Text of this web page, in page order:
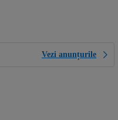
Vezi anunțurile